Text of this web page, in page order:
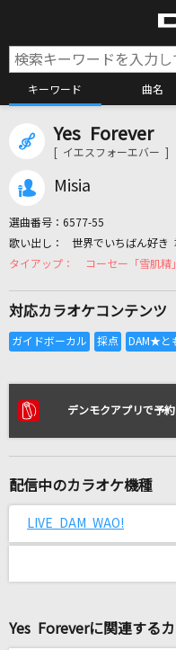
キーワード 曲名
カラ
アンチクロックワイズ
愛くださいませ
コイスルオトメ
Yes Forever
[ イエスフォーエバー ]
Misia
選曲番号： 6577-55
世界でいちばん好き
コーセー「雪肌精
対応カラオケコンテンツ
デンモクアプリで予約
配信中のカラオケ機種
LIVE DAM WAO!
Yes Foreverに関連する